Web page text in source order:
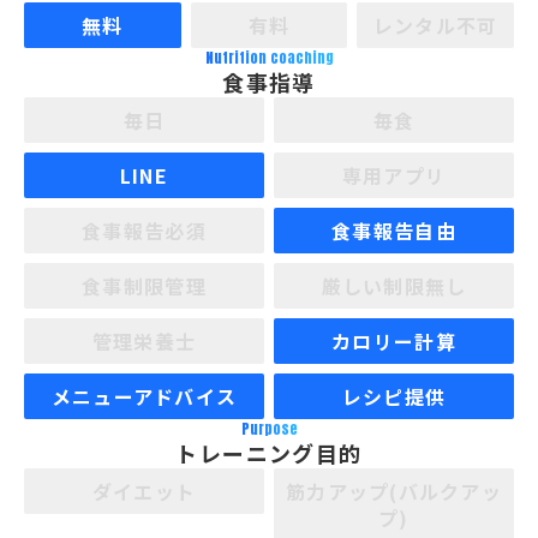
無料
Nutrition coaching
食事指導
LINE
食事報告自由
カロリー計算
メニューアドバイス
レシピ提供
Purpose
トレーニング目的